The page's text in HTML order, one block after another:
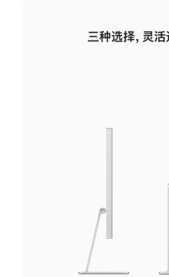
三种选择，灵